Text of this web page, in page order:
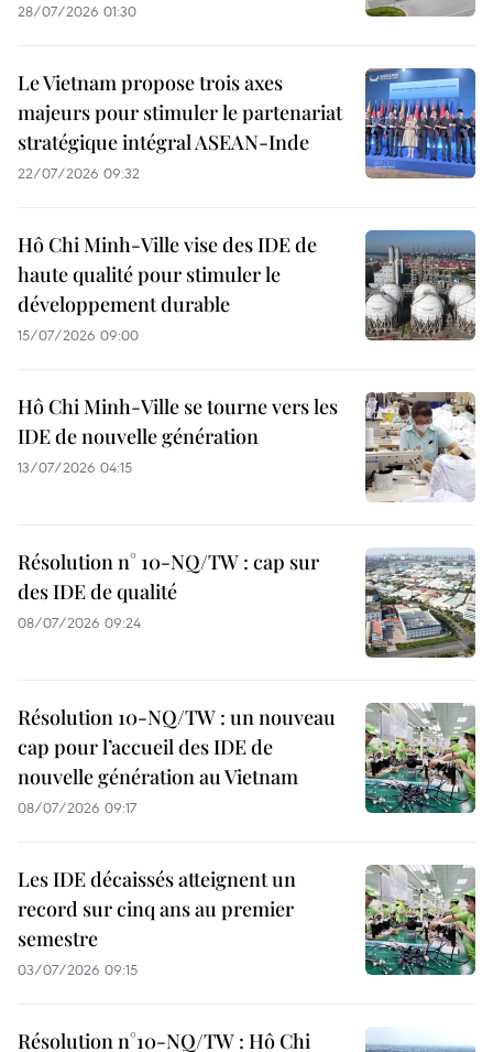
28/07/2026 01:30
Le Vietnam propose trois axes
majeurs pour stimuler le partenariat
stratégique intégral ASEAN-Inde
22/07/2026 09:32
Hô Chi Minh-Ville vise des IDE de
haute qualité pour stimuler le
développement durable
15/07/2026 09:00
Hô Chi Minh-Ville se tourne vers les
IDE de nouvelle génération
13/07/2026 04:15
Résolution n° 10-NQ/TW : cap sur
des IDE de qualité
08/07/2026 09:24
Résolution 10-NQ/TW : un nouveau
cap pour l’accueil des IDE de
nouvelle génération au Vietnam
08/07/2026 09:17
Les IDE décaissés atteignent un
record sur cinq ans au premier
semestre
03/07/2026 09:15
Résolution n°10-NQ/TW : Hô Chi